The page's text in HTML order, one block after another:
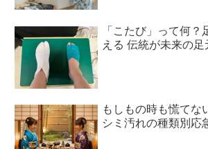
「こたび」って何
える 伝統が未来の足
もしもの時も慌てな
シミ汚れの種類別応